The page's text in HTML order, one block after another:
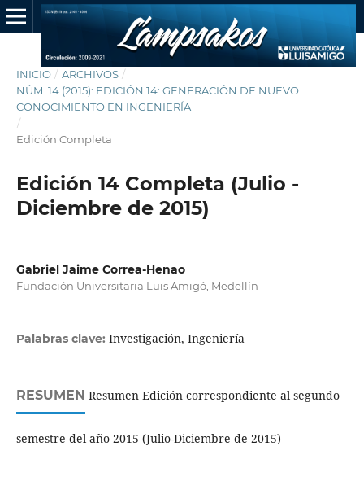
INICIO / ARCHIVOS /
NÚM. 14 (2015): EDICIÓN 14: GENERACIÓN DE NUEVO
CONOCIMIENTO EN INGENIERÍA
/
Edición Completa
Edición 14 Completa (Julio -
Diciembre de 2015)
Gabriel Jaime Correa-Henao
Fundación Universitaria Luis Amigó, Medellín
Palabras clave: Investigación, Ingeniería
RESUMEN Resumen Edición correspondiente al segundo
semestre del año 2015 (Julio-Diciembre de 2015)